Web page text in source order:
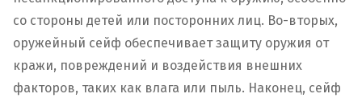
со стороны детей или посторонних лиц. Во-вторых,
оружейный сейф обеспечивает защиту оружия от
кражи, повреждений и воздействия внешних
факторов, таких как влага или пыль. Наконец, сейф